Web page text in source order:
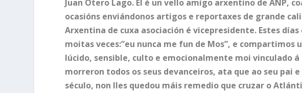
Juan Otero Lago. El é un vello amigo arxentino de ANP,
ocasións enviándonos artigos e reportaxes de grande
Arxentina de cuxa asociación é vicepresidente. Estes
moitas veces:”eu nunca me fun de Mos”, e compartimos
lúcido, sensible, culto e emocionalmente moi vinculado
morreron todos os seus devanceiros, ata que ao seu pai
século, non lles quedou máis remedio que cruzar o